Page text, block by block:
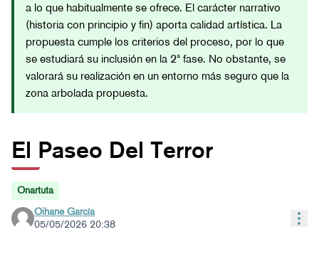
a lo que habitualmente se ofrece. El carácter narrativo
(historia con principio y fin) aporta calidad artística. La
propuesta cumple los criterios del proceso, por lo que
se estudiará su inclusión en la 2ª fase. No obstante, se
valorará su realización en un entorno más seguro que la
zona arbolada propuesta.
El Paseo Del Terror
Onartuta
Oihane García
05/05/2026 20:38